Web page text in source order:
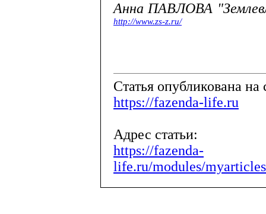
Анна ПАВЛОВА
http://www.zs-z.ru/
Cтатья опубликована
https://fazenda-life.ru
Адрес статьи:
https://fazenda-
life.ru/modules/